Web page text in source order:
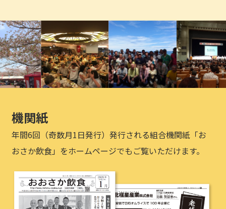
機関紙
年間6回（奇数月1日発行）発行される組合機関紙「お
おさか飲食」をホームページでもご覧いただけます。